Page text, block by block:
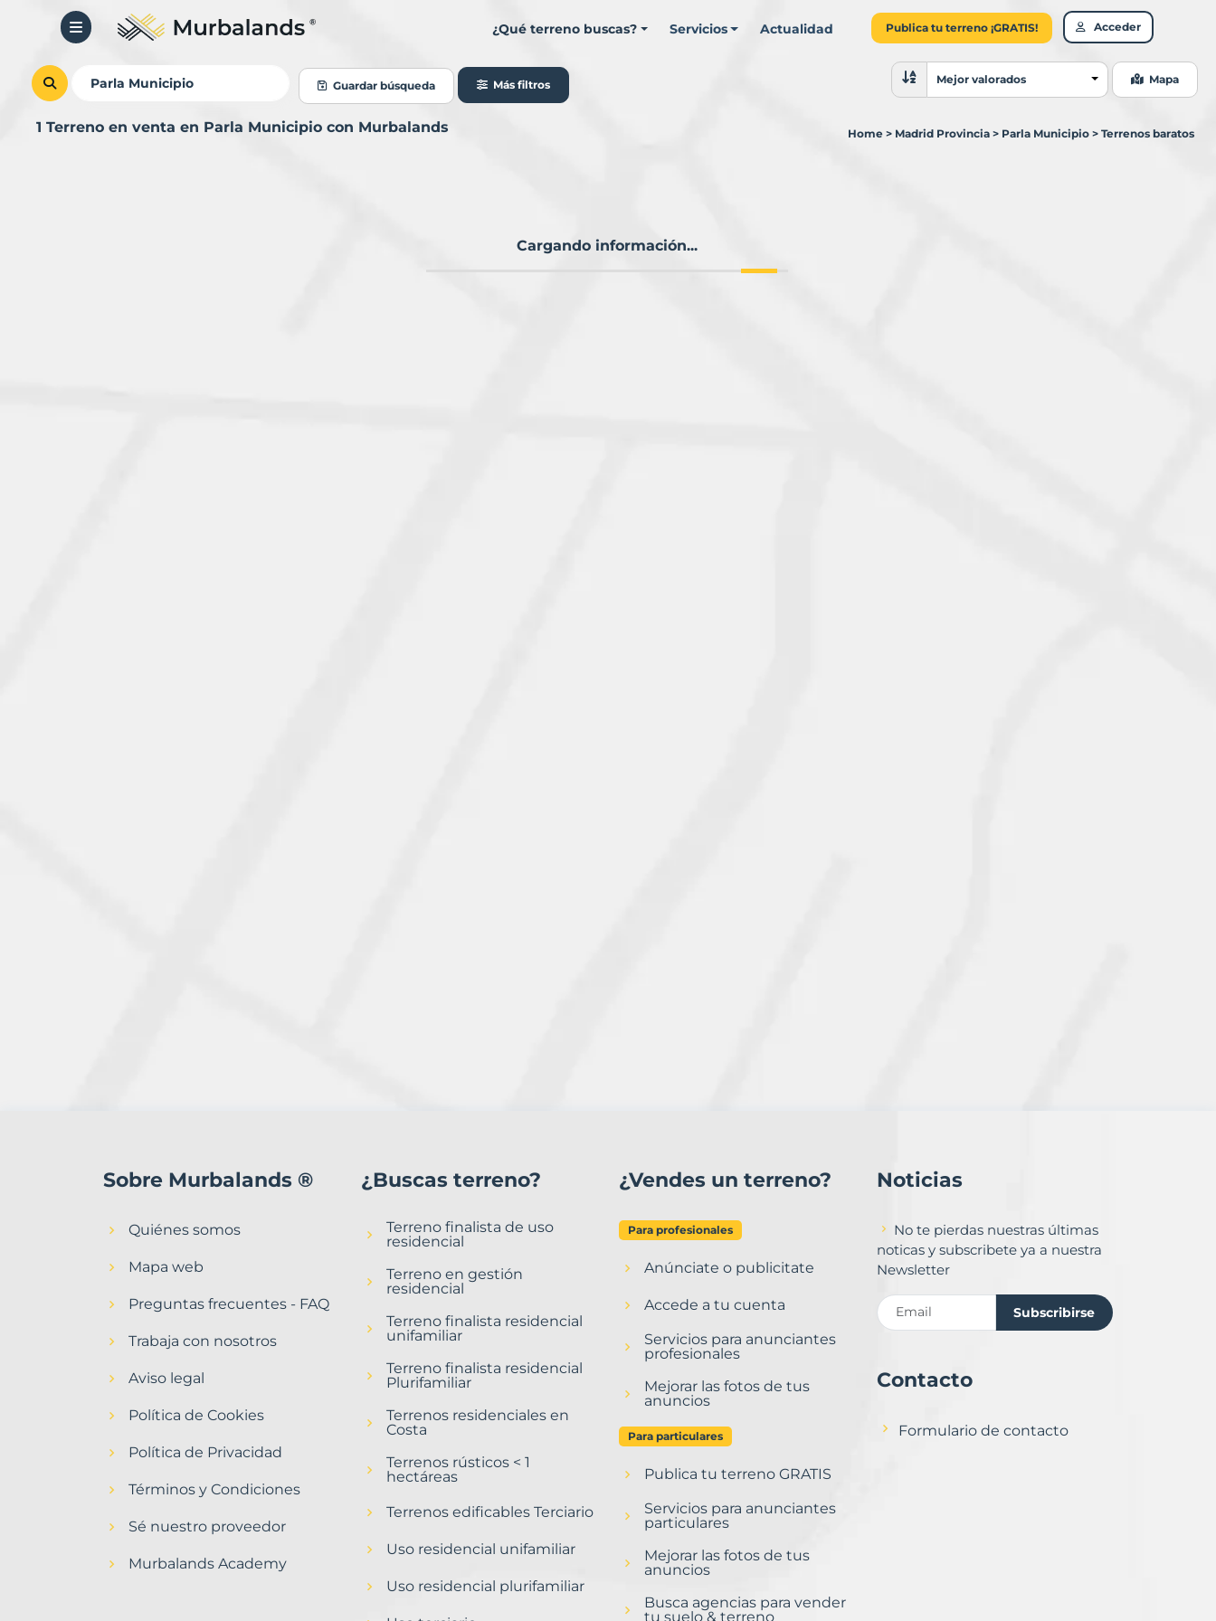
¿Qué terreno buscas? Servicios Actualidad Publica tu terreno ¡GRATIS! Acceder
Guardar búsqueda Más filtros
Ordenar resultados
Mejor valorados Mapa
1 Terreno en venta en Parla Municipio con Murbalands Home > Madrid Provincia > Parla Municipio > Terrenos baratos
Cargando información...
Sobre Murbalands ®
Quiénes somos
Mapa web
Preguntas frecuentes - FAQ
Trabaja con nosotros
Aviso legal
Política de Cookies
Política de Privacidad
Términos y Condiciones
Sé nuestro proveedor
Murbalands Academy
¿Buscas terreno?
Terreno finalista de uso
residencial
Terreno en gestión
residencial
Terreno finalista residencial
unifamiliar
Terreno finalista residencial
Plurifamiliar
Terrenos residenciales en
Costa
Terrenos rústicos < 1
hectáreas
Terrenos edificables Terciario
Uso residencial unifamiliar
Uso residencial plurifamiliar
¿Vendes un terreno?
Para profesionales
Anúnciate o publicitate
Accede a tu cuenta
Servicios para anunciantes
profesionales
Mejorar las fotos de tus
anuncios
Para particulares
Publica tu terreno GRATIS
Servicios para anunciantes
particulares
Mejorar las fotos de tus
anuncios
Busca agencias para vender
tu suelo & terreno
Noticias
No te pierdas nuestras últimas
noticas y subscribete ya a nuestra
Newsletter
Subscribirse
Contacto
Formulario de contacto